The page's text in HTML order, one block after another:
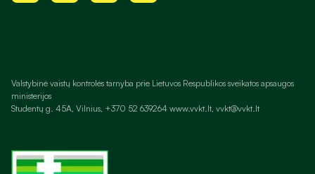
Valstybinė vaistų kontrolės tarnyba prie Lietuvos Respublikos sveikatos apsaugos
ministerijos
Studentų g. 45A, Vilnius, +370 52 639264 www.vvkt.lt, vvkt@vvkt.lt